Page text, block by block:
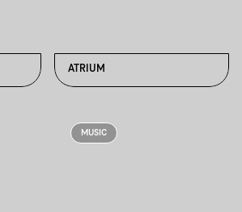
ATRIUM
MUSIC